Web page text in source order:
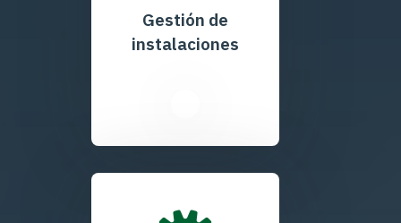
Gestión de
instalaciones